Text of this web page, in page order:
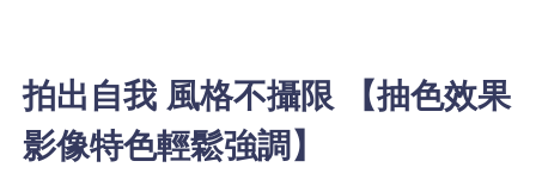
拍出自我 風格不攝限 【抽色效果
影像特色輕鬆強調】